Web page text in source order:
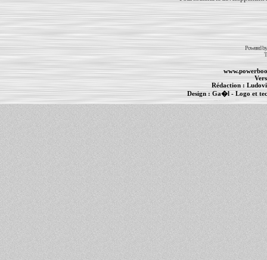
Powered
Rédaction :
Design : Ga�l- Logo et
Informations :